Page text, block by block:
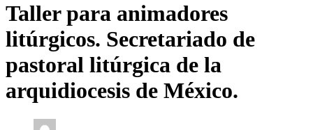
Taller para animadores
litúrgicos. Secretariado de
pastoral litúrgica de la
arquidiocesis de México.